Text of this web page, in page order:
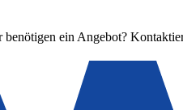
benötigen ein Angebot?